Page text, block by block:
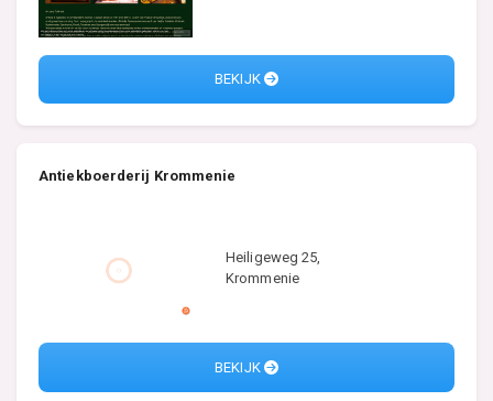
BEKIJK
Antiekboerderij Krommenie
Heiligeweg 25,
Krommenie
BEKIJK